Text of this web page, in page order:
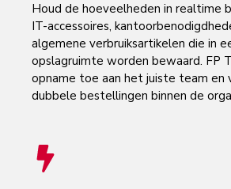
Houd de hoeveelheden in realtime
IT-accessoires,
algemene verbruiksartikelen die in
opslagruimte worden bewaard. FP
opname toe aan het juiste team en
dubbele bestellingen binnen de